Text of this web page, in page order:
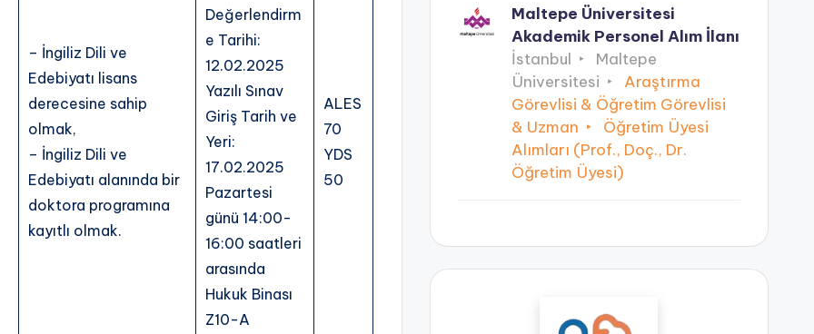
– İngiliz Dili ve
Edebiyatı lisans
derecesine sahip
olmak,
– İngiliz Dili ve
Edebiyatı alanında bir
doktora programına
kayıtlı olmak.
Değerlendirm
e Tarihi:
12.02.2025
Yazılı Sınav
Giriş Tarih ve
Yeri:
17.02.2025
Pazartesi
günü 14:00-
16:00 saatleri
arasında
Hukuk Binası
Z10-A
ALES
70
YDS
50
Maltepe Üniversitesi
Akademik Personel Alım İlanı
İstanbul
Maltepe
Üniversitesi
Araştırma
Görevlisi & Öğretim Görevlisi
& Uzman
Öğretim Üyesi
Alımları (Prof., Doç., Dr.
Öğretim Üyesi)